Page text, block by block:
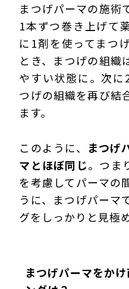
まつげパーマの施術
1本ずつ巻き上げて
に1剤を使ってまつ
とき、まつげの組織
やすい状態に。次に
つげの組織を再び結
ます。
このように、
まつげ
マとほぼ同じ。つま
を考慮してパーマの
うに、まつげパーマ
グをしっかりと見極
まつげパーマをか